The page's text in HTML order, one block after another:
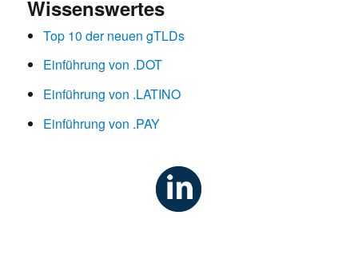
Wissenswertes
Top 10 der neuen gTLDs
Einführung von .DOT
Einführung von .LATINO
Einführung von .PAY